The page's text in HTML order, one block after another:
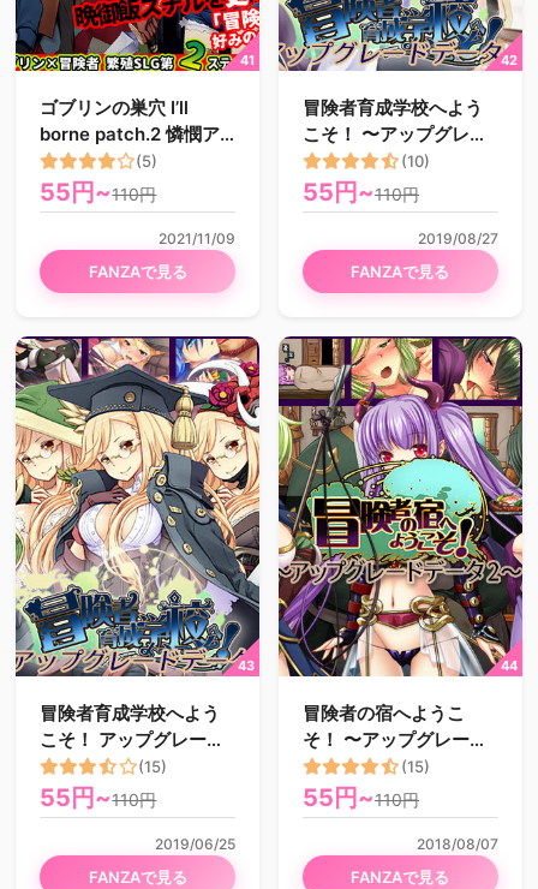
ゴブリンの巣穴 I’ll
borne patch.2 憐憫ア
ップグレードデータ
(5)
55円~110円
FANZAで見る
2021/11/09
冒険者育成学校へよう
こそ！ 〜アップグレー
ドデータ2〜(10)
55円~110円
FANZAで見る
2019/08/27
冒険者育成学校へよう
こそ！ アップグレード
データ
(15)
55円~110円
FANZAで見る
2019/06/25
冒険者の宿へようこ
そ！ 〜アップグレード
データ.2〜
(15)
55円~110円
FANZAで見る
2018/08/07